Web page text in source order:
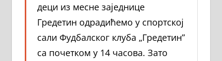
деци из месне заједнице
Гредетин одрадићемо у спортској
сали Фудбалског клуба „Гредетин”
са почетком у 14 часова. Зато